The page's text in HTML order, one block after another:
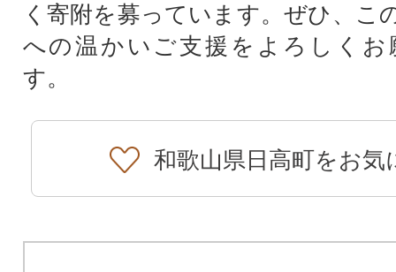
く寄附を募っています。ぜひ、こ
への温かいご支援をよろしくお
す。
和歌山県日高町をお気